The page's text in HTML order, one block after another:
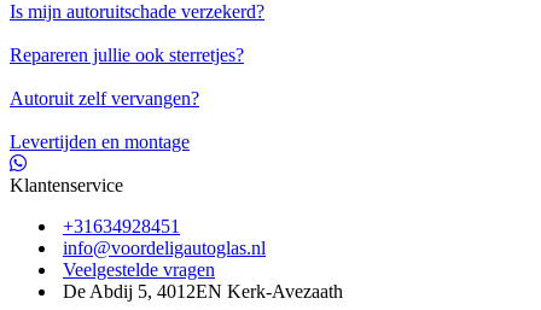
Is mijn autoruitschade verzekerd?
Repareren jullie ook sterretjes?
Autoruit zelf vervangen?
Levertijden en montage
Klantenservice
+31634928451
info@voordeligautoglas.nl
Veelgestelde vragen
De Abdij 5, 4012EN Kerk-Avezaath